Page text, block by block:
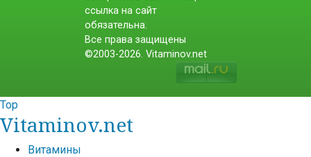
ссылка на сайт
обязательна.
Все права защищены
©2003-2026. Vitaminov.net
Top
Vitaminov.net
Витамины